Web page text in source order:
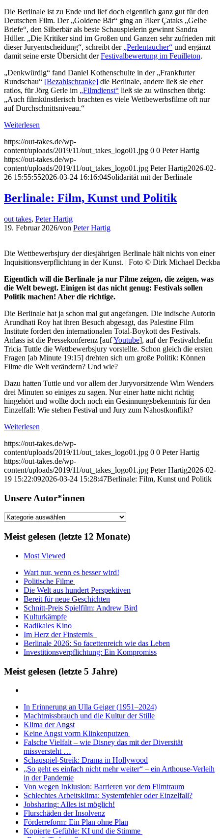
Die Berlinale ist zu Ende und lief doch eigentlich ganz gut für den
Deutschen Film. Der „Goldene Bär“ ging an ?lker Çataks „Gelbe
Briefe“, den Silberbär als beste Schauspielerin gewinnt Sandra
Hüller. „Die Kritiker sind im Großen und Ganzen sehr zufrieden mit
dieser Juryentscheidung“, schreibt der „Perlentaucher“ und ergänzt
damit seine erste Übersicht derFestivalbewertung im Feuilleton.
„Denkwürdig“ fand Daniel Kothenschulte in der „Frankfurter
Rundschau“ [Bezahlschranke] die Berlinale, andere ließ sie eher
ratlos, für Jörg Gerle im „Filmdienst“ ließ sie zu wünschen übrig:
„Auch filmkünstlerisch brachten es viele Wettbewerbsfilme oft nur
auf Durchschnittsniveau.“
Weiterlesen
https://out-takes.de/wp-
content/uploads/2019/11/out_takes_logo01.jpg 0 0 Peter Hartig
https://out-takes.de/wp-
content/uploads/2019/11/out_takes_logo01.jpg Peter Hartig2026-02-
26 15:55:552026-03-24 16:16:04Solidarität mit der Berlinale
Berlinale: Film, Kunst und Politik
out takes, Peter Hartig
19. Februar 2026/von Peter Hartig
Die Wettbewerbsjury der diesjährigen Berlinale hält nichts von einer
Inquisitionsverpflichtung in der Kunst. | Foto © Dirk Michael
Eigentlich will die Berlinale ja nur Filme zeigen, die zeigen, was
die Welt bewegt. Einigen ist das nicht genug: Festivals sollen
Politik machen! Aber die richtige.
Die Berlinale hat ja schon mal gut angefangen. Die indische Autorin
Arundhati Roy hat ihren Besuch abgesagt, das Palestine Film
Institute fordert den internationalen Total-Boykott des Festivals.
Anlass ist die Pressekonferenz [aufYoutube], auf der Festivalchefin
Tricia Tuttle die Wettbewerbsjury vorstellte. Schon gleich die ersten
Fragen [ab Minute 19:15] drehten sich um große Politik: Können
Filme die Welt verändern? Und wie?
Dazu hatten Tuttle und vor allem der Juryvorsitzende Wim Wenders
drei Minuten so einiges zu sagen. Nur einer hatte nicht richtig
hingehört und wollte doch noch ein Gesinnungsbekenntnis für den
Einzelfall: Wie stehen Festival und Jury zum Nahostkonflikt?
Weiterlesen
https://out-takes.de/wp-
content/uploads/2019/11/out_takes_logo01.jpg 0 0 Peter Hartig
https://out-takes.de/wp-
content/uploads/2019/11/out_takes_logo01.jpg Peter Hartig2026-02-
19 15:22:092026-03-24 15:28:47Berlinale: Film, Kunst und Politik
Unsere Autor*innen
Unsere
Meist gelesen (letzte 12 Monate)
Most Viewed
Wart nur, wenn es besser wird!
Politische Filme
Die Welt aus hundert Perspektiven
Bereit für neue Geschichten
Schnitt-Preis Spielfilm: Andrew Bird
Kulturkämpfe
Radikales Kino
Im Herz der Finsternis
Berlinale 2026: So facettenreich wie das Leben
Investitionsverpflichtung: Ein Kompromiss
Meist gelesen (letzte 5 Jahre)
In Erinnerung an Ulla Geiger (1951–2024)
Machtmissbrauch und die Kultur der Stille
Klima der Angst
Keine Angst vorm Klinkenputzen
Falsche Vielfalt – wie Disney das mit der Diversität
missversteht …
Schauspiel-Streik: Drama in Hollywood
„So geht es einfach nicht mehr weiter“ – ein Arthouse-Verleih
in der Pandemie
Von wegen Inklusion: Barrieren vor dem Filmtraum
Schlechtes Arbeitsklima: Systemfehler oder Einzelfall?
Jobsharing: Alles ist möglich!
Flurschäden der Insolvenz
Förderreform: Ein Plan ohne Plan
Kopierte Gefühle: KI und die Stimme